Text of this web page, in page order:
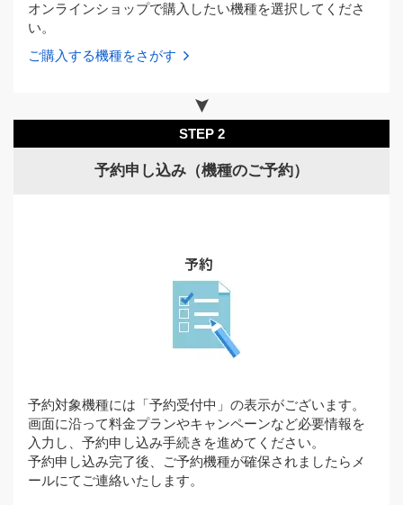
オンラインショップで購入したい機種を選択してくださ
い。
ご購入する機種をさがす
STEP 2
予約申し込み（機種のご予約）
予約対象機種には「予約受付中」の表示がございます。
画面に沿って料金プランやキャンペーンなど必要情報を
入力し、予約申し込み手続きを進めてください。
予約申し込み完了後、ご予約機種が確保されましたらメ
ールにてご連絡いたします。